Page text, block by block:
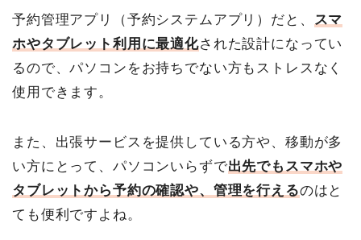
予約管理アプリ（予約システムアプリ）だと、
スマ
ホやタブレット利用に最適化された設計になってい
るので、パソコンをお持ちでない方もストレスなく
使用できます。
また、出張サービスを提供している方や、移動が多
い方にとって、パソコンいらずで出先でもスマホや
タブレットから予約の確認や、管理を行えるのはと
ても便利ですよね。